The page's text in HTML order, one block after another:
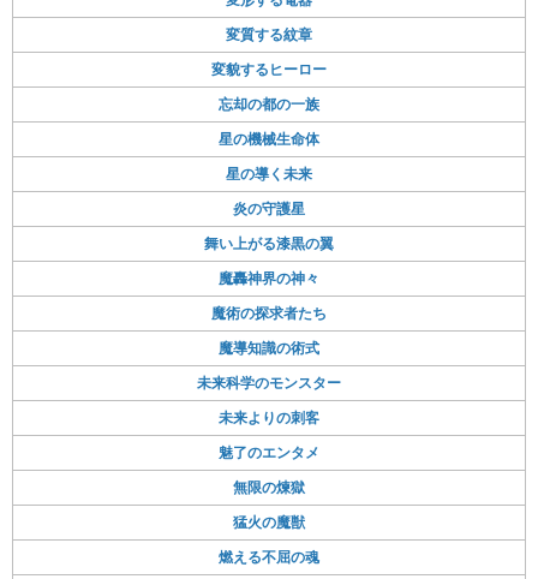
変質する紋章
変貌するヒーロー
忘却の都の一族
星の機械生命体
星の導く未来
炎の守護星
舞い上がる漆黒の翼
魔轟神界の神々
魔術の探求者たち
魔導知識の術式
未来科学のモンスター
未来よりの刺客
魅了のエンタメ
無限の煉獄
猛火の魔獣
燃える不屈の魂